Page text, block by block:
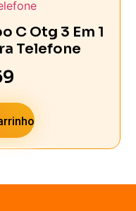
C Otg 3 Em 1
Telefone